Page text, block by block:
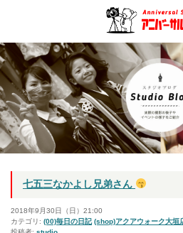
七五三なかよし兄弟さん
2018年9月30日（日）21:00
カテゴリ: (00)毎日の日記 (shop)アクアウォーク大垣